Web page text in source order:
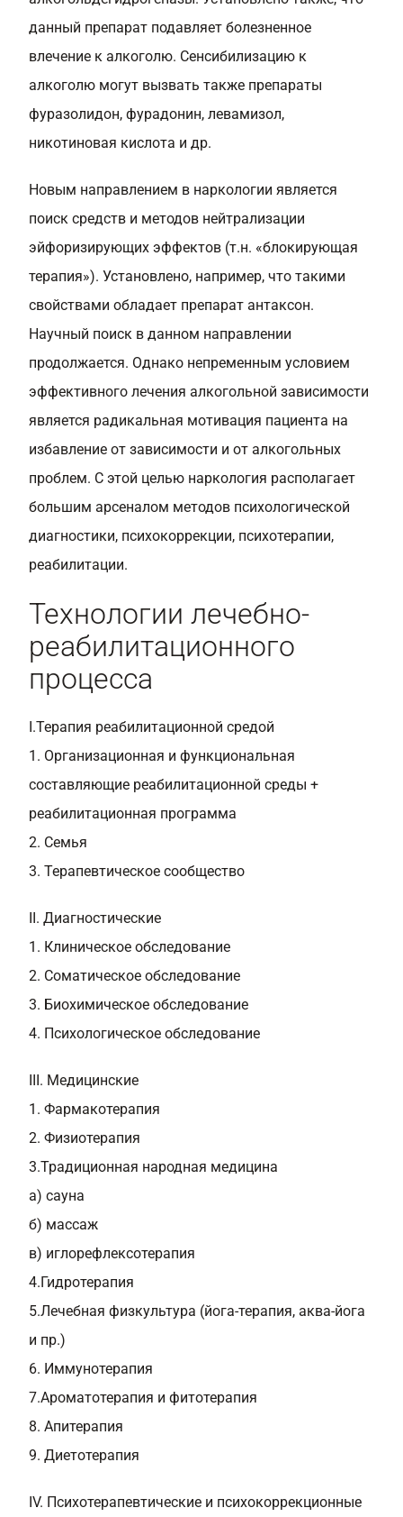
данный препарат подавляет болезненное
влечение к алкоголю. Сенсибилизацию к
алкоголю могут вызвать также препараты
фуразолидон, фурадонин, левамизол,
никотиновая кислота и др.
Новым направлением в наркологии является
поиск средств и методов нейтрализации
эйфоризирующих эффектов (т.н. «блокирующая
терапия»). Установлено, например, что такими
свойствами обладает препарат антаксон.
Научный поиск в данном направлении
продолжается. Однако непременным условием
эффективного лечения алкогольной зависимости
является радикальная мотивация пациента на
избавление от зависимости и от алкогольных
проблем. С этой целью наркология располагает
большим арсеналом методов психологической
диагностики, психокоррекции, психотерапии,
реабилитации.
Технологии лечебно-
реабилитационного
процесса
I.Терапия реабилитационной средой
1. Организационная и функциональная
составляющие реабилитационной среды +
реабилитационная программа
2. Семья
3. Терапевтическое сообщество
II. Диагностические
1. Клиническое обследование
2. Соматическое обследование
3. Биохимическое обследование
4. Психологическое обследование
III. Медицинские
1. Фармакотерапия
2. Физиотерапия
3.Традиционная народная медицина
а) сауна
б) массаж
в) иглорефлексотерапия
4.Гидротерапия
5.Лечебная физкультура (йога-терапия, аква-йога
и пр.)
6. Иммунотерапия
7.Ароматотерапия и фитотерапия
8. Апитерапия
9. Диетотерапия
IV. Психотерапевтические и психокоррекционные